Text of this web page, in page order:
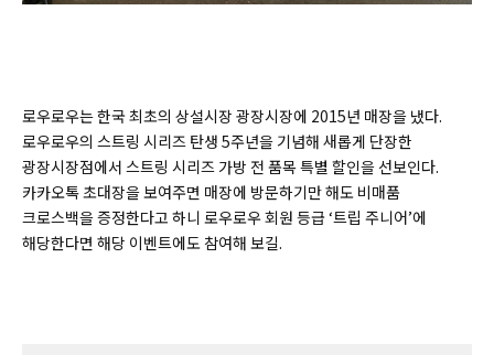
로우로우는 한국 최초의 상설시장 광장시장에 2015년 매장을 냈다.
로우로우의 스트링 시리즈 탄생 5주년을 기념해 새롭게 단장한
광장시장점에서 스트링 시리즈 가방 전 품목 특별 할인을 선보인다.
카카오톡 초대장을 보여주면 매장에 방문하기만 해도 비매품
크로스백을 증정한다고 하니 로우로우 회원 등급 ‘트립 주니어’에
해당한다면 해당 이벤트에도 참여해 보길.